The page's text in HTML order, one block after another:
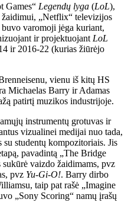
Games“ Legendų lyga (LoL),
„Netflix“ televizijos
varomoji jėga kuriant,
ir projektuojant LoL
ir 2016-22 (kurias žiūrėjo
vienu iš kitų HS
Michaelas Barry ir Adamas
patirtį muzikos industrijoje.
instrumentų grotuvas ir
vizualinei medijai nuo tada,
studentų kompozitoriais. Jis
pavadintą „The Bridge
vaizdo žaidimams, pvz
pvz Yu-Gi-O!. Barry dirbo
taip pat rašė „Imagine
„Sony Scoring“ namų įrašų